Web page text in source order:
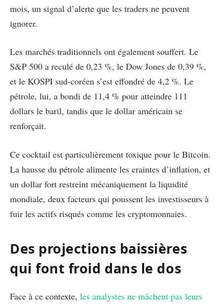
mois, un signal d’alerte que les traders ne peuvent
ignorer.
Les marchés traditionnels ont également souffert. Le
S&P 500 a reculé de 0,23 %, le Dow Jones de 0,39 %,
et le KOSPI sud-coréen s’est effondré de 4,2 %. Le
pétrole, lui, a bondi de 11,4 % pour atteindre 111
dollars le baril, tandis que le dollar américain se
renforçait.
Ce cocktail est particulièrement toxique pour le Bitcoin.
La hausse du pétrole alimente les craintes d’inflation, et
un dollar fort restreint mécaniquement la liquidité
mondiale, deux facteurs qui poussent les investisseurs à
fuir les actifs risqués comme les cryptomonnaies.
Des projections baissières
qui font froid dans le dos
Face à ce contexte, les analystes ne mâchent pas leurs